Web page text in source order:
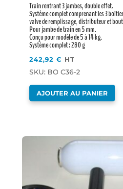
Train rentrant 3 jambes, double effet.
Système complet comprenant les 3
valve de remplissage, distributeur et
Pour jambe de train en 5 mm.
Conçu pour modèle de 5 à 14 kg.
Système complet : 280 g
242,92 € HT
SKU: BO C36-2
AJOUTER AU PANIER